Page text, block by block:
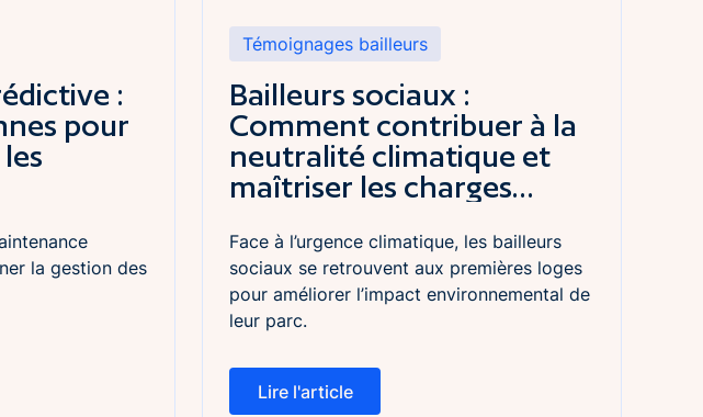
:
pour
la gestion des
Témoignages bailleurs
Bailleurs sociaux :
Comment contribuer à la
neutralité climatique et
maîtriser les charges
Face à l’urgence climatique, les bailleurs
sociaux se retrouvent aux premières loges
pour améliorer l’impact environnemental de
leur parc.
Lire l'article
Lire l'article